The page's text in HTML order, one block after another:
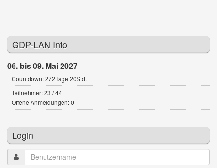
GDP-LAN Info
06. bis 09. Mai 2027
Countdown: 272Tage 20Std.
Teilnehmer: 23 / 44
Offene Anmeldungen: 0
Login